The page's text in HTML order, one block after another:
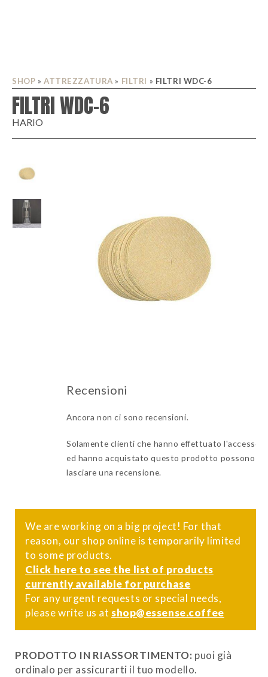
SHOP » ATTREZZATURA » FILTRI » FILTRI WDC-6
FILTRI WDC-6
HARIO
Ancora non ci sono recensioni.
Solamente clienti che hanno effettuato l'accesso
ed hanno acquistato questo prodotto possono
lasciare una recensione.
We are working on a big project! For that
reason, our shop online is temporarily limited
to some products.
Click here to see the list of products
currently available for purchase
For any urgent requests or special needs,
please write us at shop@essense.coffee
PRODOTTO IN RIASSORTIMENTO: puoi già
ordinalo per assicurarti il tuo modello.